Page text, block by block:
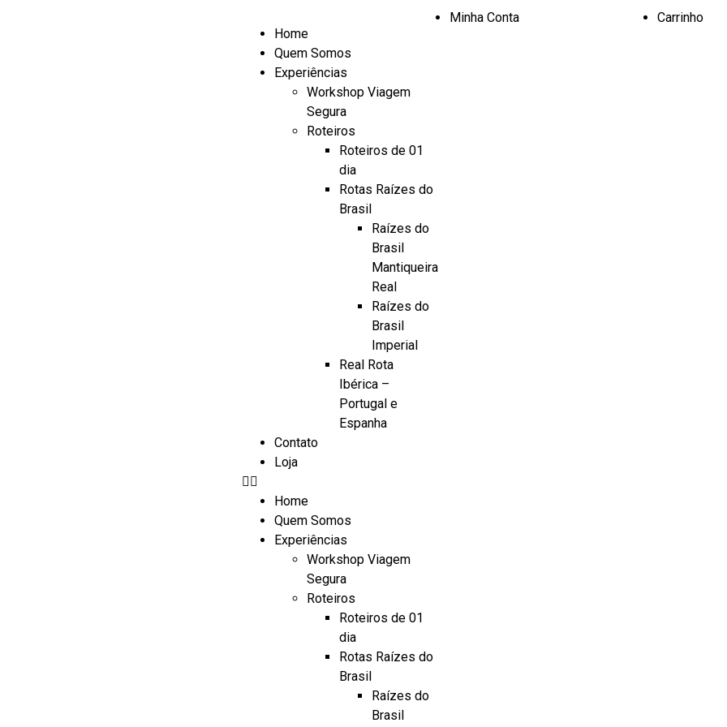
Home
Quem Somos
Experiências
Workshop Viagem
Segura
Roteiros
Roteiros de 01
dia
Rotas Raízes do
Brasil
Raízes do
Brasil
Mantiqueira
Real
Raízes do
Brasil
Imperial
Real Rota
Ibérica –
Portugal e
Espanha
Contato
Loja
Home
Quem Somos
Experiências
Workshop Viagem
Segura
Roteiros
Roteiros de 01
dia
Rotas Raízes do
Brasil
Raízes do
Brasil
Minha Conta Carrinho